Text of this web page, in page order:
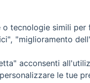
© 2024 Diocesi di
tecnologie simili
"miglioramento
acconsenti
le tue